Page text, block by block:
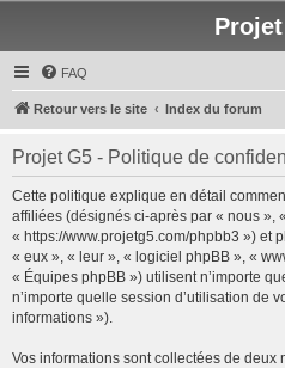
FAQ
Retour vers le site Index du forum
Projet G5 - Politique de
Cette politique explique en détail
affiliées (désignés ci-après par « nous »,
« https://www.projetg5.com/phpbb3 ») et
« eux », « leur », « logiciel phpBB », «
« Équipes phpBB ») utilisent n’importe
n’importe quelle session d’utilisation de
informations »).
Vos informations sont collectées de deux